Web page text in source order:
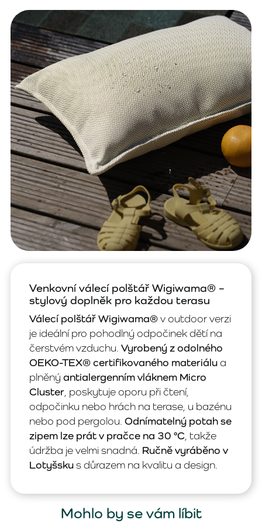
Venkovní válecí polštář Wigiwama® –
stylový doplněk pro každou terasu
Válecí polštář Wigiwama®v outdoor verzi
je ideální pro pohodlný odpočinek dětí na
čerstvém vzduchu. Vyrobený z odolného
OEKO-TEX® certifikovaného materiálua
plněný antialergenním vláknem Micro
Cluster , poskytuje oporu při čtení,
odpočinku nebo hrách na terase, u bazénu
nebo pod pergolou. Odnímatelný potah se
zipem lze prát v pračce na 30 °C , takže
údržba je velmi snadná. Ručně vyráběno v
Lotyšskus důrazem na kvalitu a design.
Mohlo by se vám líbit